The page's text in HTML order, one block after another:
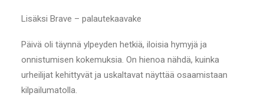
Lisäksi Brave – palautekaavake
Päivä oli täynnä ylpeyden hetkiä, iloisia hymyjä ja
onnistumisen kokemuksia. On hienoa nähdä, kuinka
urheilijat kehittyvät ja uskaltavat näyttää osaamistaan
kilpailumatolla.